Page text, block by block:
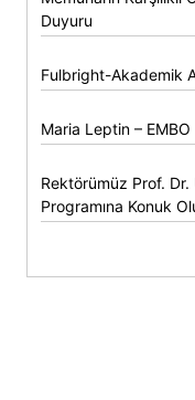
Duyuru
Fulbright-Akademik
Maria Leptin –
Rektörümüz Prof. Dr.
Programına Konuk